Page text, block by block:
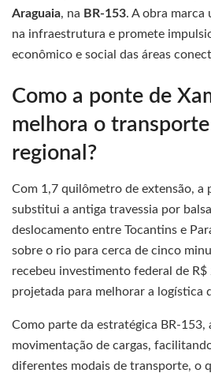
Araguaia, na BR-153. A obra
na infraestrutura e promete
econômico e social das áreas
Como a ponte de
melhora o
regional?
Com 1,7 quilômetro de extensão, a
substitui a antiga travessia por
deslocamento entre Tocantins e
sobre o rio para cerca de cinco
recebeu investimento federal de
projetada para melhorar a logística
Como parte da estratégica BR-153,
movimentação de cargas,
diferentes modais de transporte, o